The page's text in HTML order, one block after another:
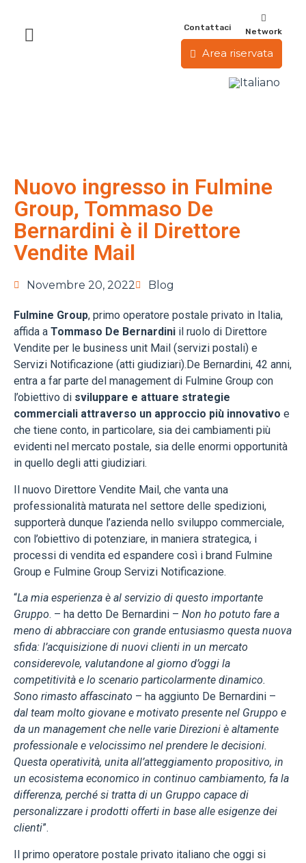
Contattaci Network
Area riservata
Nuovo ingresso in Fulmine
Group, Tommaso De
Bernardini è il Direttore
Vendite Mail
Novembre 20, 2022 Blog
Fulmine Group, primo operatore postale privato in Italia,
affida a Tommaso De Bernardini il ruolo di Direttore
Vendite per le business unit Mail (servizi postali) e
Servizi Notificazione (atti giudiziari).De Bernardini, 42 anni,
entra a far parte del management di Fulmine Group con
l’obiettivo di sviluppare e attuare strategie
commerciali attraverso un approccio più innovativo e
che tiene conto, in particolare, sia dei cambiamenti più
evidenti nel mercato postale, sia delle enormi opportunità
in quello degli atti giudiziari.
Il nuovo Direttore Vendite Mail, che vanta una
professionalità maturata nel settore delle spedizioni,
supporterà dunque l’azienda nello sviluppo commerciale,
con l’obiettivo di potenziare, in maniera strategica, i
processi di vendita ed espandere così i brand Fulmine
Group e Fulmine Group Servizi Notificazione.
“La mia esperienza è al servizio di questo importante
Gruppo. – ha detto De Bernardini – Non ho potuto fare a
meno di abbracciare con grande entusiasmo questa nuova
sfida: l’acquisizione di nuovi clienti in un mercato
considerevole, valutandone al giorno d’oggi la
competitività e lo scenario particolarmente dinamico.
Sono rimasto affascinato – ha aggiunto De Bernardini –
dal team molto giovane e motivato presente nel Gruppo e
da un management che nelle varie Direzioni è altamente
professionale e velocissimo nel prendere le decisioni.
Questa operatività, unita all’atteggiamento propositivo, in
un ecosistema economico in continuo cambiamento, fa la
differenza, perché si tratta di un Gruppo capace di
personalizzare i prodotti offerti in base alle esigenze dei
clienti”.
Il primo operatore postale privato italiano che oggi si